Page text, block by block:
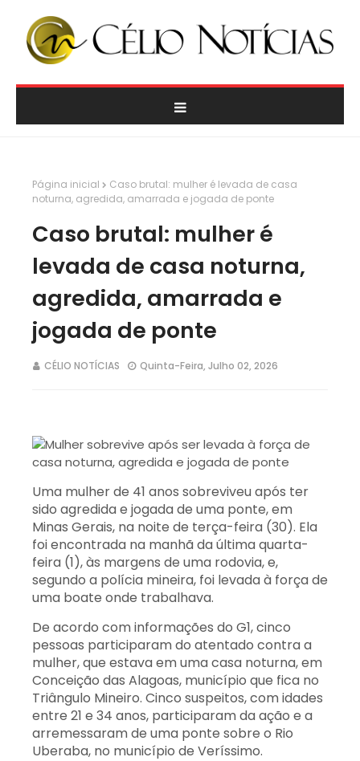
Página inicial
Caso brutal: mulher é levada de casa
noturna, agredida, amarrada e jogada de ponte
Caso brutal: mulher é
levada de casa noturna,
agredida, amarrada e
jogada de ponte
CÉLIO NOTÍCIAS Quinta-Feira, Julho 02, 2026
Uma mulher de 41 anos sobreviveu após ter
sido agredida e jogada de uma ponte, em
Minas Gerais, na noite de terça-feira (30). Ela
foi encontrada na manhã da última quarta-
feira (1), às margens de uma rodovia, e,
segundo a polícia mineira, foi levada à força de
uma boate onde trabalhava.
De acordo com informações do G1, cinco
pessoas participaram do atentado contra a
mulher, que estava em uma casa noturna, em
Conceição das Alagoas, município que fica no
Triângulo Mineiro. Cinco suspeitos, com idades
entre 21 e 34 anos, participaram da ação e a
arremessaram de uma ponte sobre o Rio
Uberaba, no município de Veríssimo.